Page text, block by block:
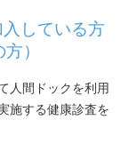
している方
）
人間ドックを利用
施する健康診査を